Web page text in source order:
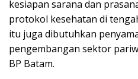
kesiapan sarana dan
protokol kesehatan di
itu juga dibutuhkan
pengembangan sektor
BP Batam.